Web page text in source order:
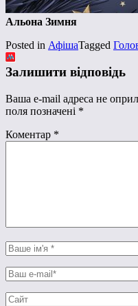
Альона Зимня
Posted in АфішаTagged
Залишити відповідь
Ваша e-mail адреса не
поля позначені *
Коментар *